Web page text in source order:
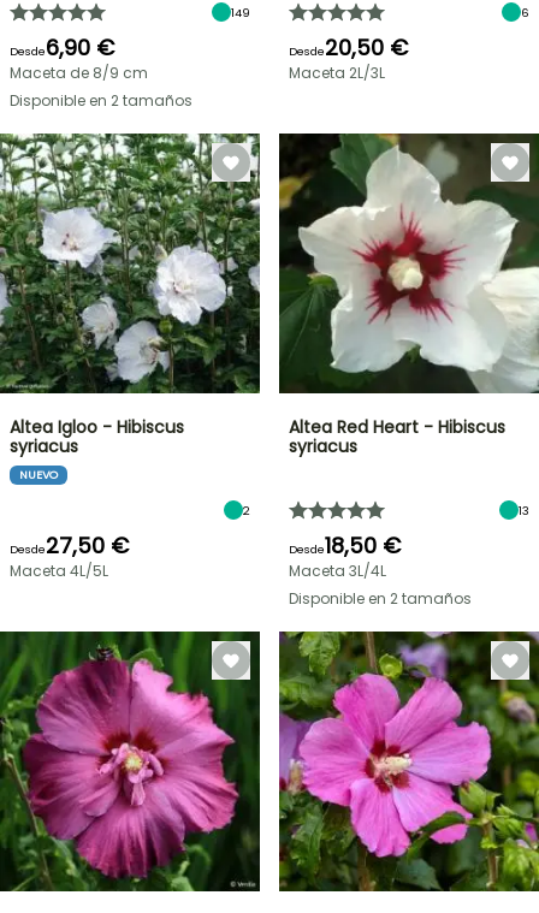
149
Desde6,90 €
Maceta de 8/9 cm
Disponible en 2 tamaños
6
Desde20,50 €
Maceta 2L/3L
Altea Igloo - Hibiscus
syriacus
NUEVO
2
Desde27,50 €
Maceta 4L/5L
Altea Red Heart - Hibiscus
syriacus
13
Desde18,50 €
Maceta 3L/4L
Disponible en 2 tamaños